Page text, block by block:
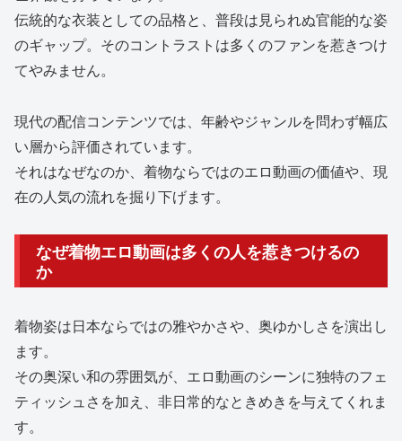
伝統的な衣装としての品格と、普段は見られぬ官能的な姿
のギャップ。そのコントラストは多くのファンを惹きつけ
てやみません。
現代の配信コンテンツでは、年齢やジャンルを問わず幅広
い層から評価されています。
それはなぜなのか、着物ならではのエロ動画の価値や、現
在の人気の流れを掘り下げます。
なぜ着物エロ動画は多くの人を惹きつけるの
か
着物姿は日本ならではの雅やかさや、奥ゆかしさを演出し
ます。
その奥深い和の雰囲気が、エロ動画のシーンに独特のフェ
ティッシュさを加え、非日常的なときめきを与えてくれま
す。